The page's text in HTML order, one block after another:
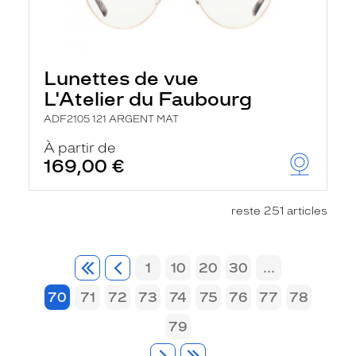
Lunettes de vue
L'Atelier du Faubourg
ADF2105 121 ARGENT MAT
À partir de
169,00 €
reste 251 articles
1 10 20 30
...
70
71 72 73 74 75 76 77
78
79